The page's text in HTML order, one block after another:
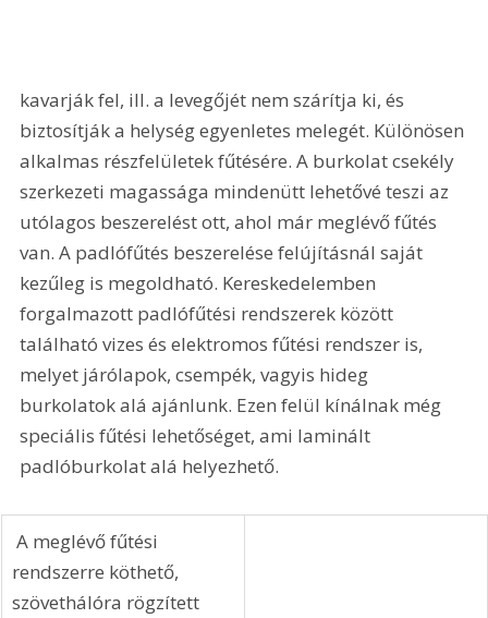
kavarják fel, ill. a levegőjét nem szárítja ki, és
biztosítják a helység egyenletes melegét. Különösen
alkalmas részfelületek fűtésére. A burkolat csekély
szerkezeti magassága mindenütt lehetővé teszi az
utólagos beszerelést ott, ahol már meglévő fűtés
van. A padlófűtés beszerelése felújításnál saját
kezűleg is megoldható. Kereskedelemben
forgalmazott padlófűtési rendszerek között
található vizes és elektromos fűtési rendszer is,
melyet járólapok, csempék, vagyis hideg
burkolatok alá ajánlunk. Ezen felül kínálnak még
speciális fűtési lehetőséget, ami laminált
padlóburkolat alá helyezhető.
A meglévő fűtési
rendszerre köthető,
szövethálóra rögzített